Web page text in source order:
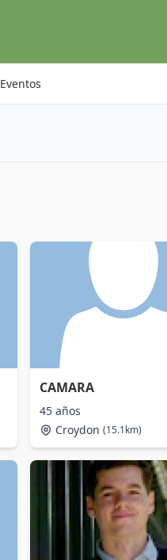
Eventos
CAMARA
45 años
Croydon (15.1km)